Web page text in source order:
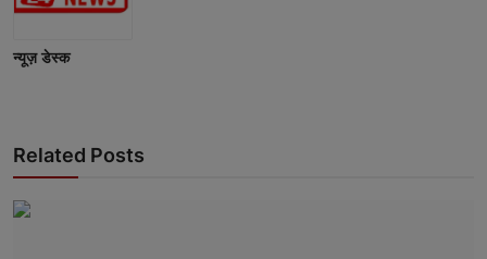
न्यूज़ डेस्क
Related Posts